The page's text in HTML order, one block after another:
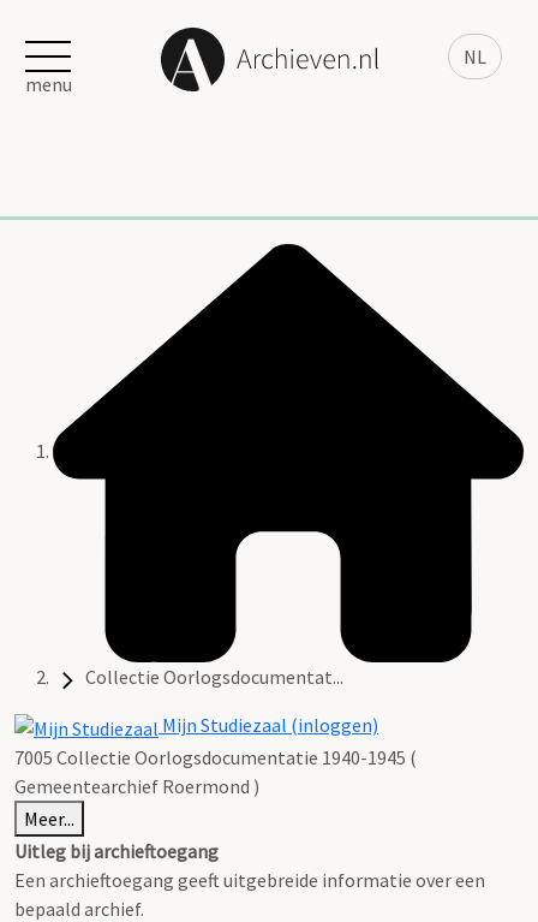
NL
menu
Collectie Oorlogsdocumentat...
Mijn Studiezaal (inloggen)
7005 Collectie Oorlogsdocumentatie 1940-1945 (
Gemeentearchief Roermond )
Meer...
Uitleg bij archieftoegang
Een archieftoegang geeft uitgebreide informatie over een
bepaald archief.